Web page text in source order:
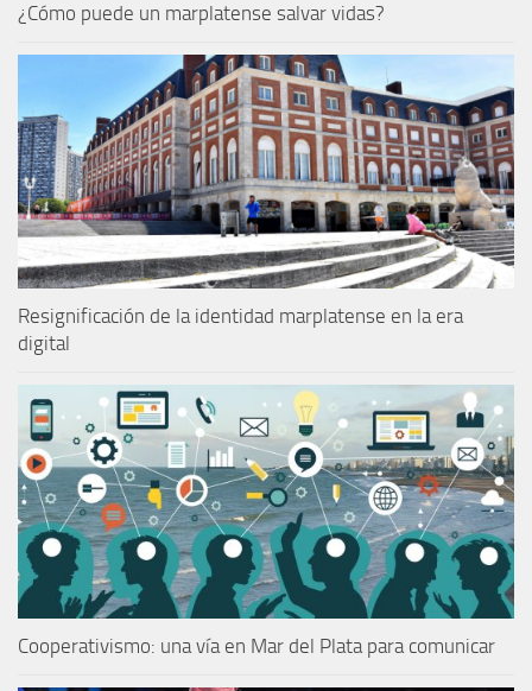
¿Cómo puede un marplatense salvar vidas?
Resignificación de la identidad marplatense en la era
digital
Cooperativismo: una vía en Mar del Plata para comunicar